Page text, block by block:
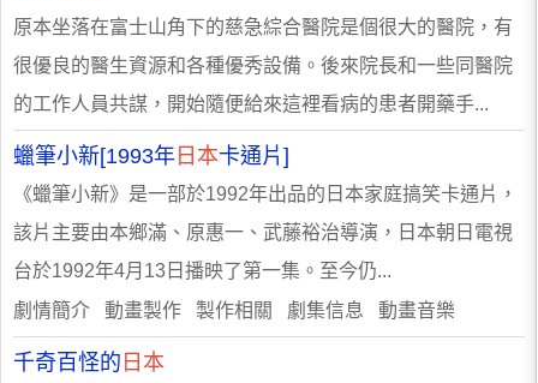
原本坐落在富士山角下的慈急綜合醫院是個很大的醫院，有
很優良的醫生資源和各種優秀設備。後來院長和一些同醫院
的工作人員共謀，開始隨便給來這裡看病的患者開藥手...
蠟筆小新[1993年 日本卡通片]
《蠟筆小新》是一部於1992年出品的日本家庭搞笑卡通片，
該片主要由本鄉滿、原惠一、武藤裕治導演，日本朝日電視
台於1992年4月13日播映了第一集。至今仍...
劇情簡介 動畫製作 製作相關 劇集信息 動畫音樂
千奇百怪的 日本